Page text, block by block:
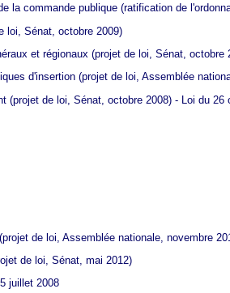
commande publique (ratification de
loi, Sénat, octobre 2009)
et régionaux (projet de loi, Sénat, octobre
d'insertion(projet de loi, Assemblée
(projet de loi, Sénat, octobre 2008) - Loi du 26
de loi, Assemblée nationale, novembre
de loi, Sénat, mai 2012)
juillet 2008